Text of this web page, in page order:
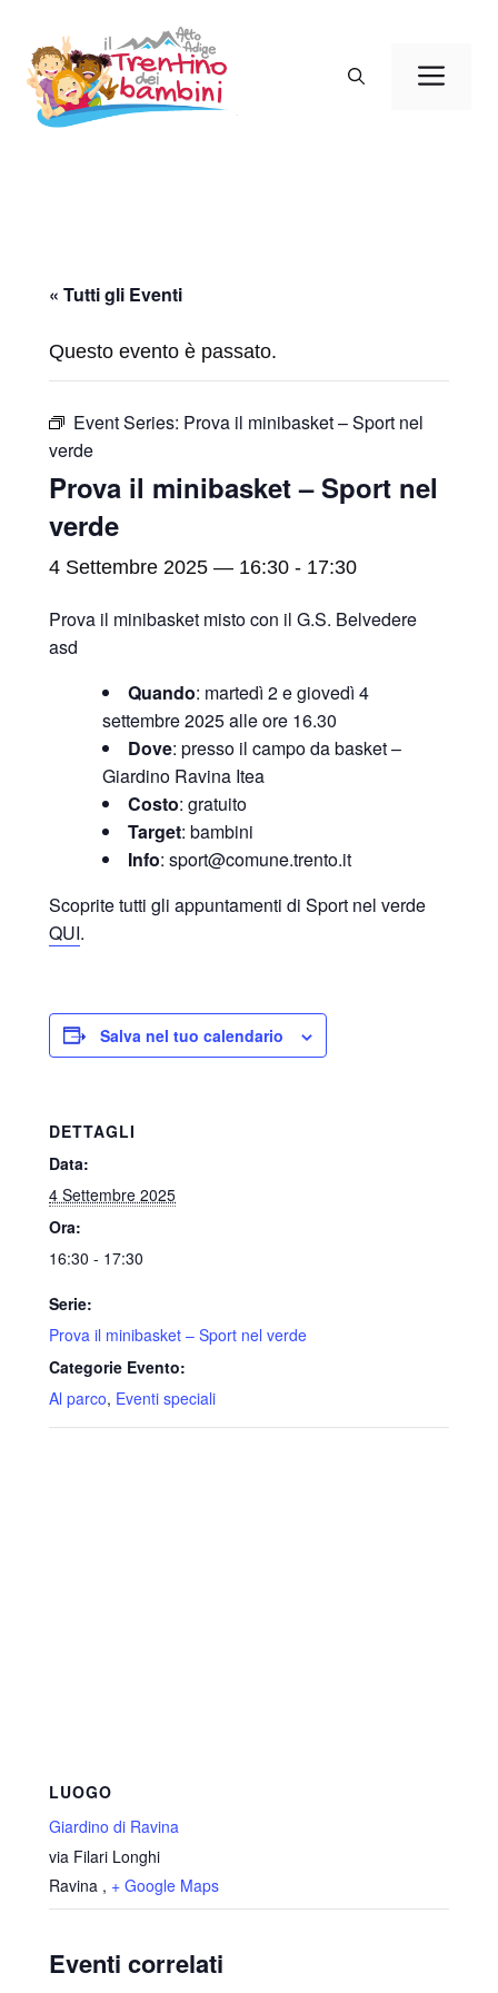
contenuto
« Tutti gli Eventi
Questo evento è passato.
Event Series: Prova il minibasket – Sport nel
verde
Prova il minibasket – Sport nel
verde
4 Settembre 2025 — 16:30 - 17:30
Prova il minibasket misto con il G.S. Belvedere
asd
Quando: martedì 2 e giovedì 4
settembre 2025 alle ore 16.30
Dove: presso il campo da basket –
Giardino Ravina Itea
Costo: gratuito
Target: bambini
Info: sport@comune.trento.it
Scoprite tutti gli appuntamenti di Sport nel verde
QUI.
Salva nel tuo calendario
DETTAGLI
Data:
4 Settembre 2025
Ora:
16:30 - 17:30
Serie:
Prova il minibasket – Sport nel verde
Categorie Evento:
Al parco, Eventi speciali
LUOGO
Giardino di Ravina
via Filari Longhi
Ravina , + Google Maps
Eventi correlati